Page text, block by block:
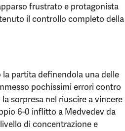
frustrato e protagonista
il controllo completo della
partita definendola una delle
pochissimi errori contro
sorpresa nel riuscire a vincere
6-0 inflitto a Medvedev da
di concentrazione e